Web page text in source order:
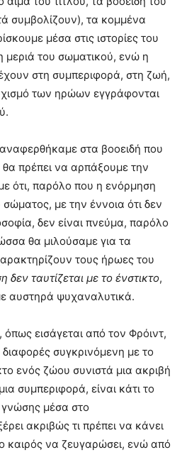
συμβολίζουν), τα κομμένα
μέσα στις ιστορίες του
μεριά του σωματικού, ενώ η
στη συμπεριφορά, στη ζωή,
των ηρώων εγγράφονται
στα βοοειδή που
πρέπει να αρπάξουμε την
ότι, παρόλο που η ενόρμηση
σώματος, με την έννοια ότι δεν
δεν είναι πνεύμα, παρόλο
θα μιλούσαμε για τα
τους ήρωες του
δεν ταυτίζεται με το ένστικτο,
αυστηρά ψυχαναλυτικά.
εισάγεται από τον Φρόιντ,
διαφορές συγκρινόμενη με το
ενός ζώου συνιστά μια ακριβή
συμπεριφορά, είναι κάτι το
γνώσης μέσα στο
ακριβώς τι πρέπει να κάνει
καιρός να ζευγαρώσει, ενώ από